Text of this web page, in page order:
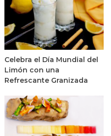
Celebra el Día Mundial del
Limón con una
Refrescante Granizada